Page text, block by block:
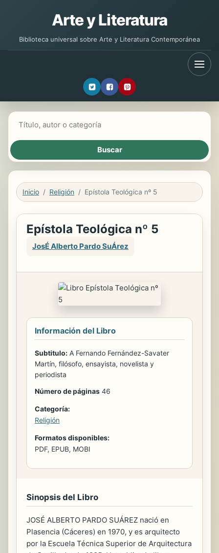
Arte y Literatura
Biblioteca universal sobre Arte y Literatura Contemporánea
Inicio Religión Epístola Teológica nº 5
Epístola Teológica nº 5
JosÉ Alberto Pardo SuÁrez
Información del Libro
Subtitulo: A Fernando Fernández-Savater
Martín, filósofo, ensayista, novelista y
periodista
Número de páginas 46
Categoría:
Religión
Formatos disponibles:
PDF, EPUB, MOBI
Sinopsis del Libro
JOSÉ ALBERTO PARDO SUÁREZ nació en
Plasencia (Cáceres) en 1970, y es arquitecto
por la Escuela Técnica Superior de Arquitectura